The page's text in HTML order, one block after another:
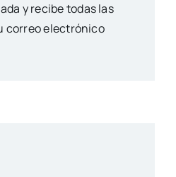
y recibe todas las
correo electrónico